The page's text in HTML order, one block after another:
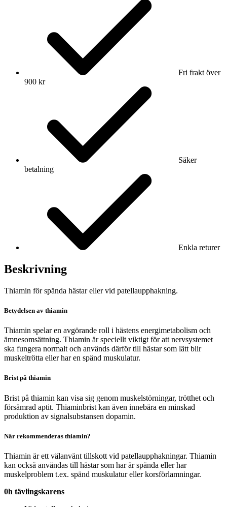
Fri frakt över
900 kr
Säker
betalning
Enkla returer
Beskrivning
Thiamin för spända hästar eller vid patellaupphakning.
Betydelsen av thiamin
Thiamin spelar en avgörande roll i hästens energimetabolism och
ämnesomsättning. Thiamin är speciellt viktigt för att nervsystemet
ska fungera normalt och används därför till hästar som lätt blir
muskeltrötta eller har en spänd muskulatur.
Brist på thiamin
Brist på thiamin kan visa sig genom muskelstörningar, trötthet och
försämrad aptit. Thiaminbrist kan även innebära en minskad
produktion av signalsubstansen dopamin.
När rekommenderas thiamin?
Thiamin är ett välanvänt tillskott vid patellaupphakningar. Thiamin
kan också användas till hästar som har är spända eller har
muskelproblem t.ex. spänd muskulatur eller korsförlamningar.
0h tävlingskarens